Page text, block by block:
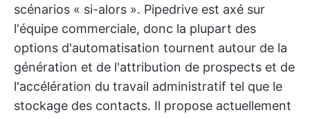
scénarios « si-alors ». Pipedrive est axé sur
l'équipe commerciale, donc la plupart des
options d'automatisation tournent autour de la
génération et de l'attribution de prospects et de
l'accélération du travail administratif tel que le
stockage des contacts. Il propose actuellement